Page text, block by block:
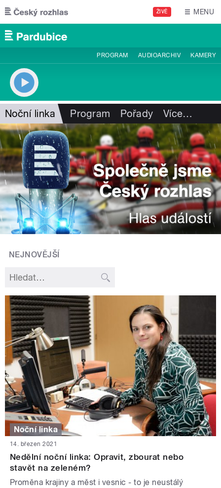
Přejít k hlavnímu obsahu
ŽIVĚ MENU
PROGRAM AUDIOARCHIV KAMERY
Noční linka Program Pořady Více…
NEJNOVĚJŠÍ
Noční linka
14. březen 2021
Nedělní noční linka: Opravit, zbourat nebo
stavět na zeleném?
Proměna krajiny a měst i vesnic - to je neustálý